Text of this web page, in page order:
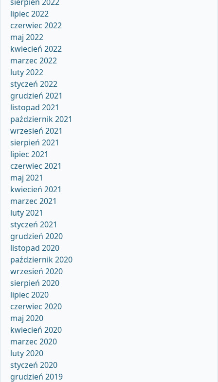
lipiec 2022
czerwiec 2022
maj 2022
kwiecień 2022
marzec 2022
luty 2022
styczeń 2022
grudzień 2021
listopad 2021
październik 2021
wrzesień 2021
sierpień 2021
lipiec 2021
czerwiec 2021
maj 2021
kwiecień 2021
marzec 2021
luty 2021
styczeń 2021
grudzień 2020
listopad 2020
październik 2020
wrzesień 2020
sierpień 2020
lipiec 2020
czerwiec 2020
maj 2020
kwiecień 2020
marzec 2020
luty 2020
styczeń 2020
grudzień 2019